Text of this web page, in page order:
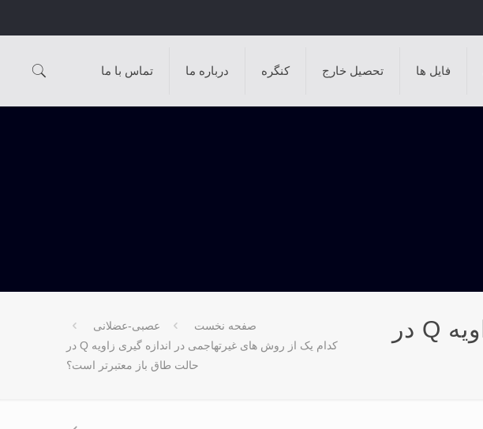
فایل ها تحصیل خارج کنگره درباره ما تماس با ما
کدام یک از روش های غیرتهاجمی در اندازه گیری زاویه Q در
صفحه نخست
عصبی-عضلانی
کدام یک از روش های غیرتهاجمی در اندازه گیری زاویه Q در
حالت طاق باز معتبرتر است؟